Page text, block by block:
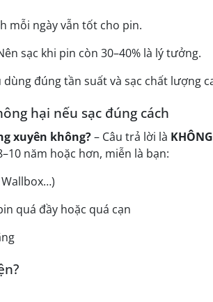
mỗi ngày vẫn tốt cho pin.
sạc khi pin còn 30–40% là lý tưởng.
dùng đúng tần suất và sạc chất lượng
hại nếu sạc đúng cách
xuyên không?– Câu trả lời là KHÔNG
năm hoặc hơn, miễn là bạn:
quá đầy hoặc quá cạn